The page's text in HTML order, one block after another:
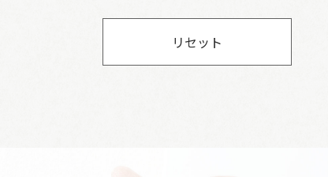
リセット